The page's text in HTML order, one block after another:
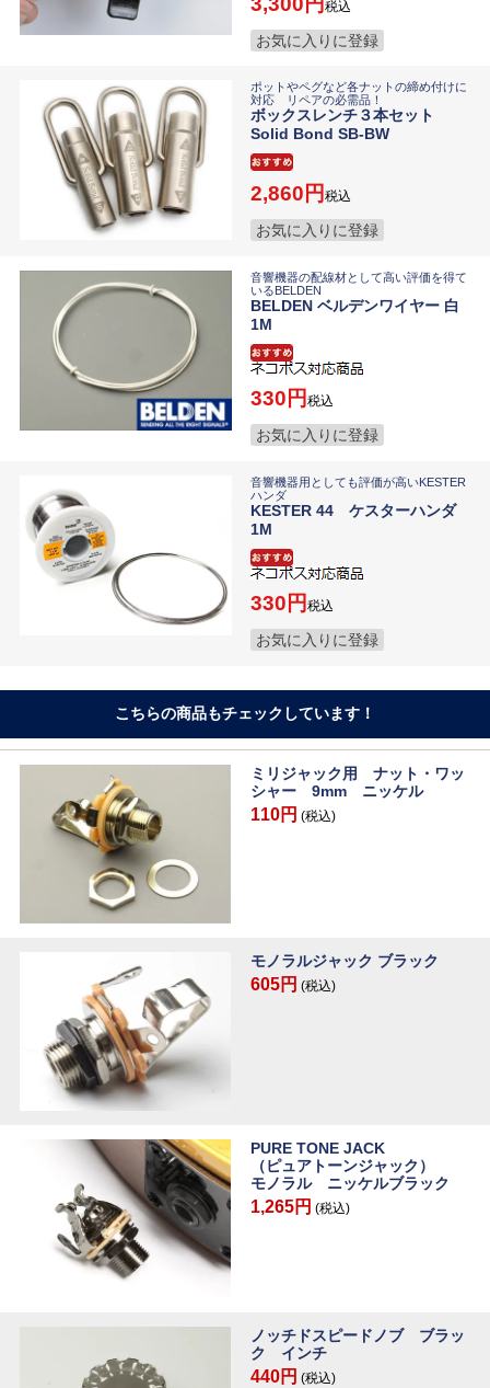
税込
お気に入りに登録
ポットやペグなど各ナットの締め付けに
対応 リペアの必需品！
ボックスレンチ３本セット
Solid Bond SB-BW
2,860 税込
お気に入りに登録
音響機器の配線材として高い評価を得て
いるBELDEN
BELDEN ベルデンワイヤー 白
1M
330 税込
お気に入りに登録
音響機器用としても評価が高いKESTER
ハンダ
KESTER 44 ケスターハンダ
1M
330 税込
お気に入りに登録
こちらの商品もチェックしています！
ミリジャック用 ナット・ワッ
シャー 9mm ニッケル
110円 (税込)
モノラルジャック ブラック
605円 (税込)
PURE TONE JACK
（ピュアトーンジャック）
モノラル ニッケルブラック
1,265円 (税込)
ノッチドスピードノブ ブラッ
ク インチ
440円 (税込)